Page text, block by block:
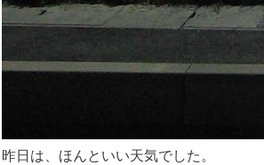
昨日は、ほんといい天気でした。